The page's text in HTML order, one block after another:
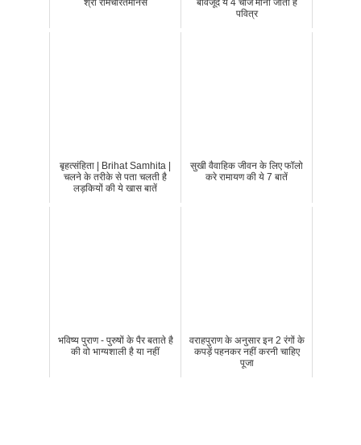
श्री रामचरितमानस
बावजूद ये 4 चीजें मानी जाती हैं
पवित्र
बृहत्संहिता | Brihat Samhita |
चलने के तरीके से पता चलती है
लड़कियों की ये खास बातें
सुखी वैवाहिक जीवन के लिए फॉलो
करे रामायण की ये 7 बातें
भविष्य पुराण - पुरुषों के पैर बताते है
की वो भाग्यशाली है या नहीं
वराहपुराण के अनुसार इन 2 रंगों के
कपड़ें पहनकर नहीं करनी चाहिए
पूजा